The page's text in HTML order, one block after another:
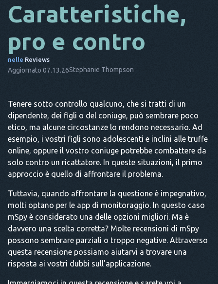
FR
NL
ES
Caratteristiche,
pro e contro
nelle Reviews
Aggiornato 07.13.26Stephanie Thompson
Tenere sotto controllo qualcuno, che si tratti di un
dipendente, dei figli o del coniuge, può sembrare poco
etico, ma alcune circostanze lo rendono necessario. Ad
esempio, i vostri figli sono adolescenti e inclini alle truffe
online, oppure il vostro coniuge potrebbe combattere da
solo contro un ricattatore. In queste situazioni, il primo
approccio è quello di affrontare il problema.
Tuttavia, quando affrontare la questione è impegnativo,
molti optano per le app di monitoraggio. In questo caso
mSpy è considerato una delle opzioni migliori. Ma è
davvero una scelta corretta? Molte recensioni di mSpy
possono sembrare parziali o troppo negative. Attraverso
questa recensione possiamo aiutarvi a trovare una
risposta ai vostri dubbi sull'applicazione.